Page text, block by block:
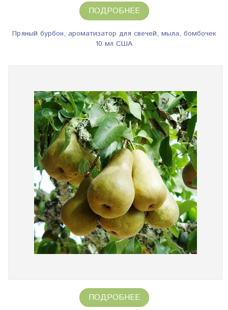
ПОДРОБНЕЕ
Пряный бурбон, ароматизатор для свечей, мыла, бомбочек
10 мл США
ПОДРОБНЕЕ